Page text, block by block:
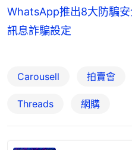
WhatsApp推出8大防騙
訊息詐騙設定
Carousell 拍賣會
Threads 網購